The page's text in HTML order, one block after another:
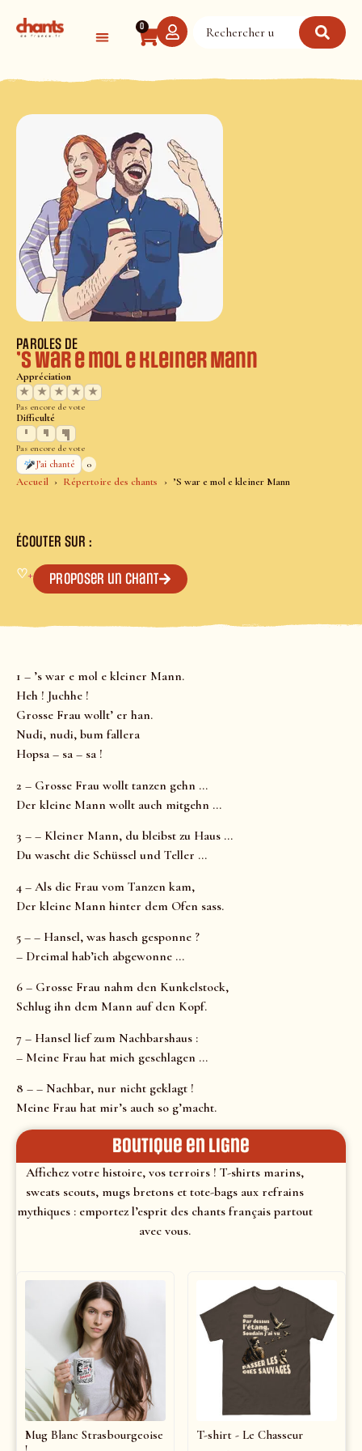
0
Accueil Répertoire des chants ’S war e mol e kleiner Mann
PAROLES DE
’S war e mol e kleiner Mann
Appréciation
★
★ ★ ★ ★
Pas encore de vote
Difficulté
Pas encore de vote
J’ai chanté
0
ÉCOUTER SUR :
♡+ Proposer un chant
1 – ’s war e mol e kleiner Mann.
Heh ! Juchhe !
Grosse Frau wollt’ er han.
Nudi, nudi, bum fallera
Hopsa – sa – sa !
2 – Grosse Frau wollt tanzen gehn …
Der kleine Mann wollt auch mitgehn …
3 – – Kleiner Mann, du bleibst zu Haus …
Du wascht die Schüssel und Teller …
4 – Als die Frau vom Tanzen kam,
Der kleine Mann hinter dem Ofen sass.
5 – – Hansel, was hasch gesponne ?
– Dreimal hab’ich abgewonne …
6 – Grosse Frau nahm den Kunkelstock,
Schlug ihn dem Mann auf den Kopf.
7 – Hansel lief zum Nachbarshaus :
– Meine Frau hat mich geschlagen …
8 – – Nachbar, nur nicht geklagt !
Meine Frau hat mir’s auch so g’macht.
Boutique en ligne
Affichez votre histoire, vos terroirs ! T-shirts marins,
sweats scouts, mugs bretons et tote-bags aux refrains
mythiques : emportez l’esprit des chants français partout
avec vous.
Mug Blanc Strasbourgeoise
T-shirt - Le Chasseur